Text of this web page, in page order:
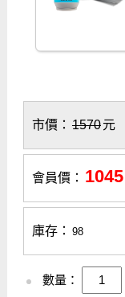
市價： 1570元
會員價： 1045
庫存： 98
數量：